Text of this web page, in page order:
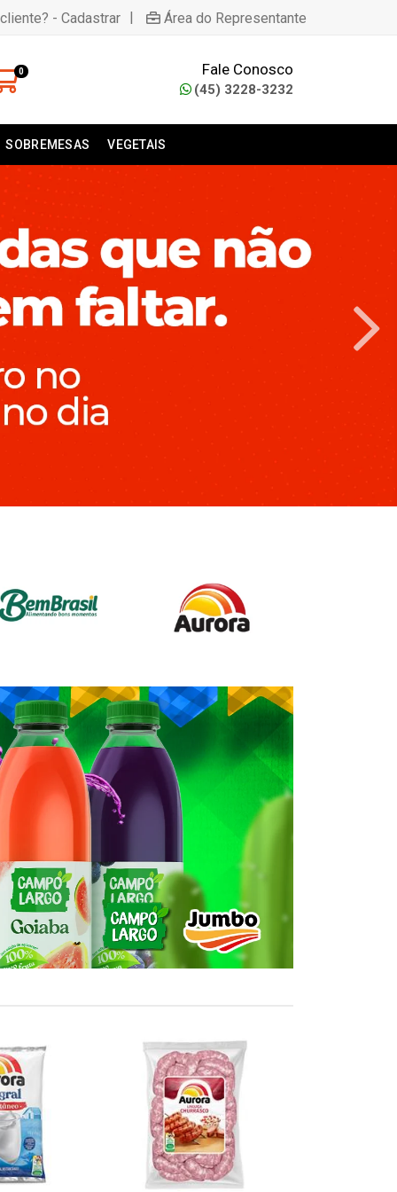
- Cadastrar | Área do Representante
0 Fale Conosco
(45) 3228-3232
SOBREMESAS VEGETAIS